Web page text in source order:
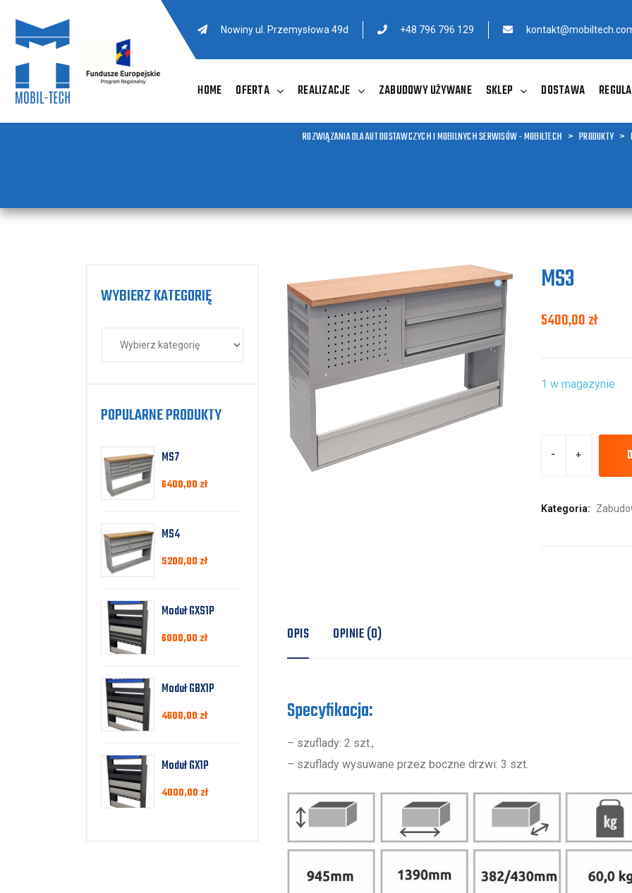
Nowiny ul. Przemysłowa 49d +48 796 796 129
HOME OFERTA REALIZACJE ZABUDOWY UŻYWANE SKLEP DOSTAWA
ROZWIĄZANIA DLA AUT DOSTAWCZYCH I MOBILNYCH SERWISÓW - MOBILTECH > PRODUKTY >
MS3
5400,00zł
1 w magazynie
Kategoria:
OPIS OPINIE (0)
Specyfikacja:
– szuflady: 2 szt.,
– szuflady wysuwane przez boczne drzwi: 3 szt.
WYBIERZ KATEGORIĘ
POPULARNE PRODUKTY
MS7
6400,00 zł
MS4
5200,00 zł
Moduł GXS1P
6000,00 zł
Moduł GBX1P
4600,00 zł
Moduł GX1P
4000,00 zł